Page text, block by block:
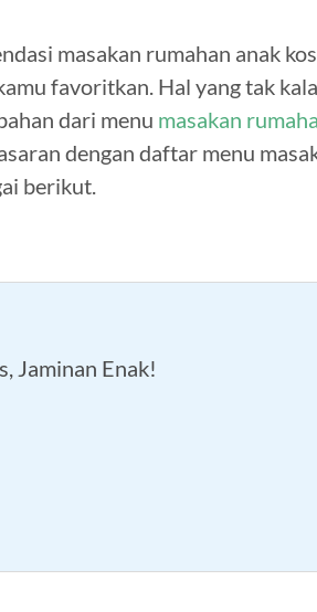
masakan rumahan anak kos
favoritkan. Hal yang tak
dari menu masakan
dengan daftar menu
berikut.
Jaminan Enak!